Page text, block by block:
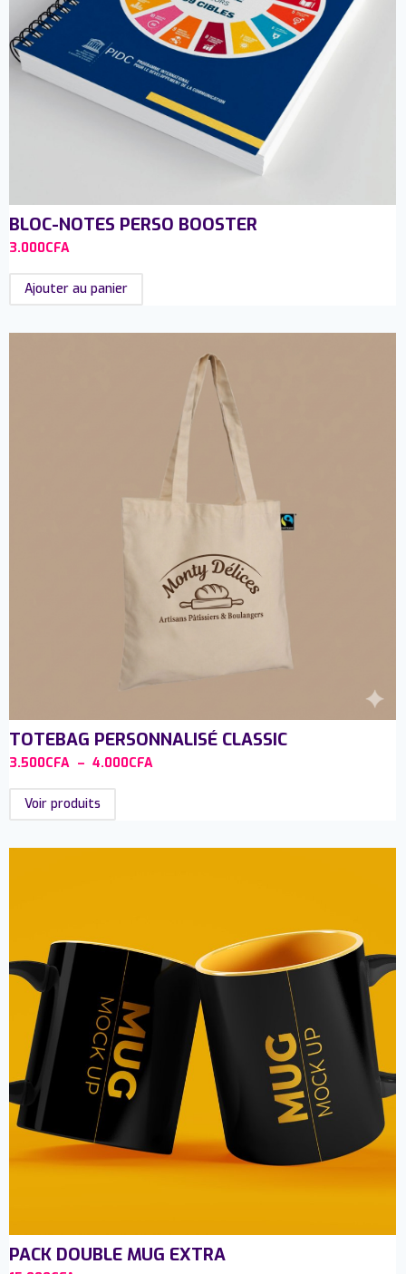
BLOC-NOTES PERSO BOOSTER
3.000CFA
Ajouter au panier
TOTEBAG PERSONNALISÉ CLASSIC
3.500CFA – 4.000CFA
Voir produits
PACK DOUBLE MUG EXTRA